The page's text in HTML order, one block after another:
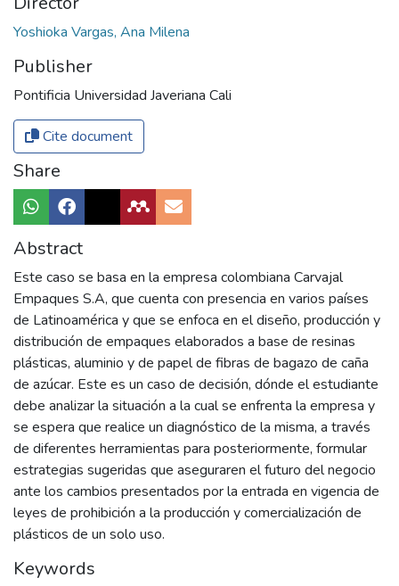
Yoshioka Vargas, Ana Milena
Publisher
Pontificia Universidad Javeriana Cali
Cite document
Share
Abstract
Este caso se basa en la empresa colombiana Carvajal
Empaques S.A, que cuenta con presencia en varios países
de Latinoamérica y que se enfoca en el diseño, producción y
distribución de empaques elaborados a base de resinas
plásticas, aluminio y de papel de fibras de bagazo de caña
de azúcar. Este es un caso de decisión, dónde el estudiante
debe analizar la situación a la cual se enfrenta la empresa y
se espera que realice un diagnóstico de la misma, a través
de diferentes herramientas para posteriormente, formular
estrategias sugeridas que aseguraren el futuro del negocio
ante los cambios presentados por la entrada en vigencia de
leyes de prohibición a la producción y comercialización de
plásticos de un solo uso.
Keywords